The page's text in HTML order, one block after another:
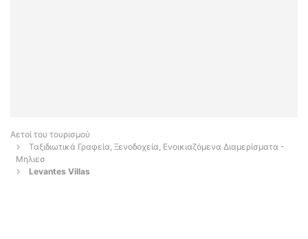
Αετοί του τουρισμού
Ταξιδιωτικά Γραφεία, Ξενοδοχεία, Ενοικιαζόμενα Διαμερίσματα -
Μηλιεσ
Levantes Villas